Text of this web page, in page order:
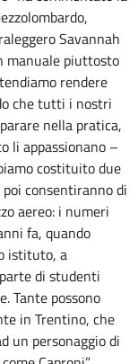
Savannah
manuale piuttosto
rendere
che tutti i nostri
nella pratica,
li appassionano –
costituito due
consentiranno di
aereo: i numeri
fa, quando
istituto, a
di studenti
Tante possono
in Trentino, che
un personaggio di